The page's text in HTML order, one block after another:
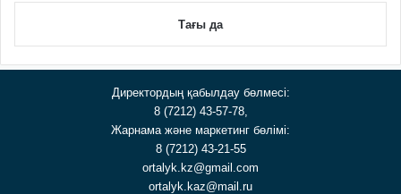
Тағы да
Директордың қабылдау бөлмесі:
8 (7212) 43-57-78,
Жарнама және маркетинг бөлімі:
8 (7212) 43-21-55
ortalyk.kz@gmail.com
ortalyk.kaz@mail.ru